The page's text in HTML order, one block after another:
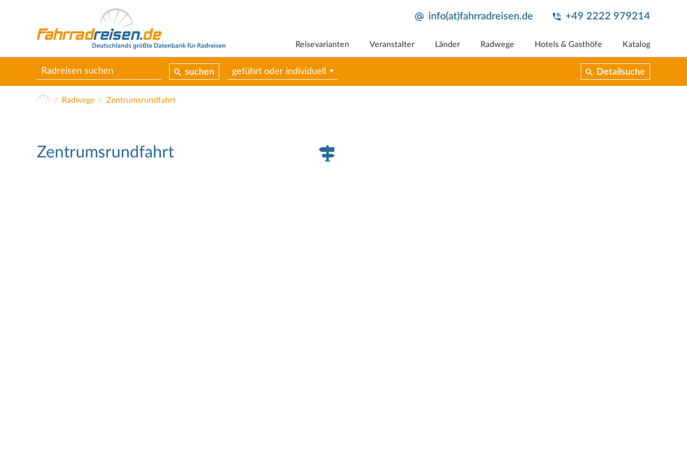
info(at)fahrradreisen.de +49 2222 979214
Reisevarianten Veranstalter Länder Radwege Hotels & Gasthöfe Katalog
suchen geführt oder individuell Detailsuche
Radwege Zentrumsrundfahrt
Zentrumsrundfahrt